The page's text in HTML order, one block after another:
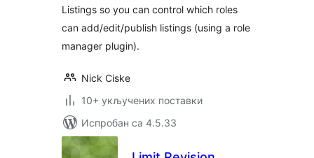
Listings so you can control which roles
can add/edit/publish listings (using a role
manager plugin).
Nick Ciske
10+ укључених поставки
Испробан са 4.5.33